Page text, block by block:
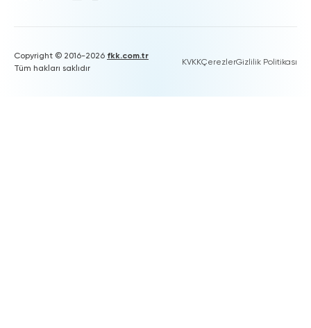
Copyright © 2016-2026 fkk.com.tr
Tüm hakları saklıdır
KVKKÇerezlerGizlilik Politikası